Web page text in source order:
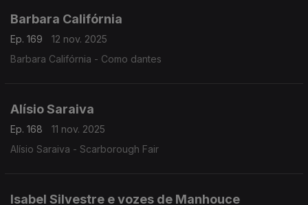
Barbara Califórnia
Ep. 169
12 nov. 2025
Barbara Califórnia - Como dantes
Alísio Saraiva
Ep. 168
11 nov. 2025
Alísio Saraiva - Scarborough Fair
Isabel Silvestre e vozes de Manhouce